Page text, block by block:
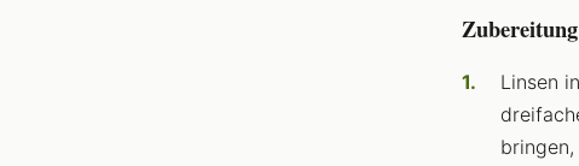
Zubereitung
Linsen